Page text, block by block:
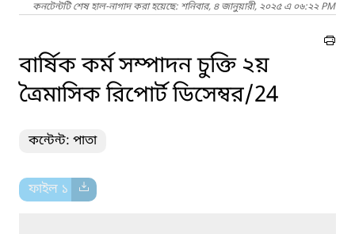
কনটেন্টটি শেষ হাল-নাগাদ করা হয়েছে: শনিবার, ৪ জানুয়ারী, ২০২৫ এ ০৬:২২ PM
বার্ষিক কর্ম সম্পাদন চুক্তি ২য়
ত্রৈমাসিক রিপোর্ট ডিসেম্বর/24
কন্টেন্ট: পাতা
ফাইল ১